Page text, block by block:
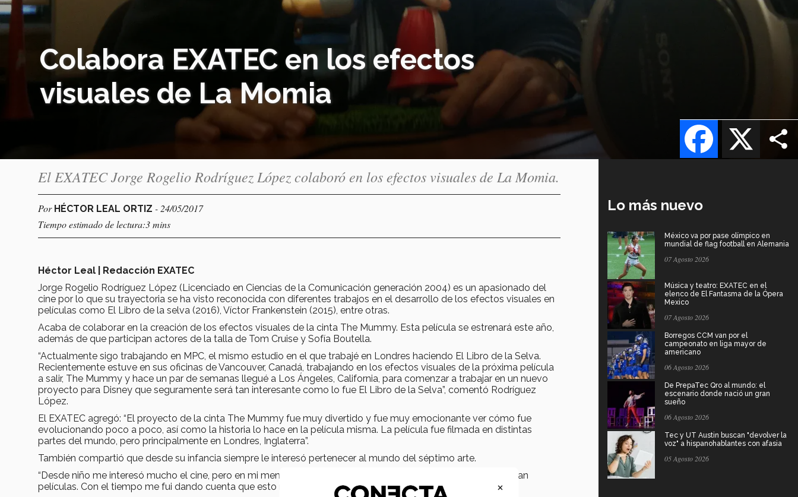
Colabora EXATEC en los efectos
visuales de La Momia
X
Facebook
El EXATEC Jorge Rogelio Rodríguez López colaboró en los efectos visuales de La Momia.
Por HÉCTOR LEAL ORTIZ - 24/05/2017
Tiempo estimado de lectura:3 mins
Héctor Leal | Redacción EXATEC
Jorge Rogelio Rodríguez López (Licenciado en Ciencias de la Comunicación generación 2004) es un apasionado del
cine por lo que su trayectoria se ha visto reconocida con diferentes trabajos en el desarrollo de los efectos visuales en
películas como El Libro de la selva (2016), Víctor Frankenstein (2015), entre otras.
Acaba de colaborar en la creación de los efectos visuales de la cinta The Mummy. Esta película se estrenará este año,
además de que participan actores de la talla de Tom Cruise y Sofía Boutella.
“Actualmente sigo trabajando en MPC, el mismo estudio en el que trabajé en Londres haciendo El Libro de la Selva.
Recientemente estuve en sus oficinas de Vancouver, Canadá, trabajando en los efectos visuales de la próxima película
a salir, The Mummy y hace un par de semanas llegué a Los Ángeles, California, para comenzar a trabajar en un nuevo
proyecto para Disney que seguramente será tan interesante como lo fue El Libro de la Selva”, comentó Rodríguez
López.
El EXATEC agregó: “El proyecto de la cinta The Mummy fue muy divertido y fue muy emocionante ver cómo fue
evolucionando poco a poco, así como la historia lo hace en la película misma. La película fue filmada en distintas
partes del mundo, pero principalmente en Londres, Inglaterra”.
También compartió que desde su infancia siempre le interesó pertenecer al mundo del séptimo arte.
“Desde niño me interesó mucho el cine, pero en mi mente estaba el pensamiento de que en México no se hacían
películas. Con el tiempo me fui dando cuenta que esto no era del todo cierto”.
Lo más nuevo
México va por pase olímpico en
mundial de flag football en Alemania
07 Agosto 2026
Música y teatro: EXATEC en el
elenco de El Fantasma de la Ópera
Mexico
07 Agosto 2026
Borregos CCM van por el
campeonato en liga mayor de
americano
06 Agosto 2026
De PrepaTec Qro al mundo: el
escenario donde nació un gran
sueño
06 Agosto 2026
Tec y UT Austin buscan "devolver la
voz" a hispanohablantes con afasia
05 Agosto 2026
×